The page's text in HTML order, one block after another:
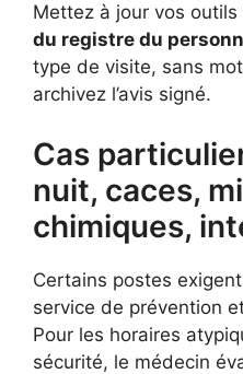
Mettez à jour vos outils
du registre du
type de visite, sans
archivez l’avis signé.
Cas
nuit, caces,
chimiques,
Certains postes
service de prévention
Pour les horaires
sécurité, le médecin